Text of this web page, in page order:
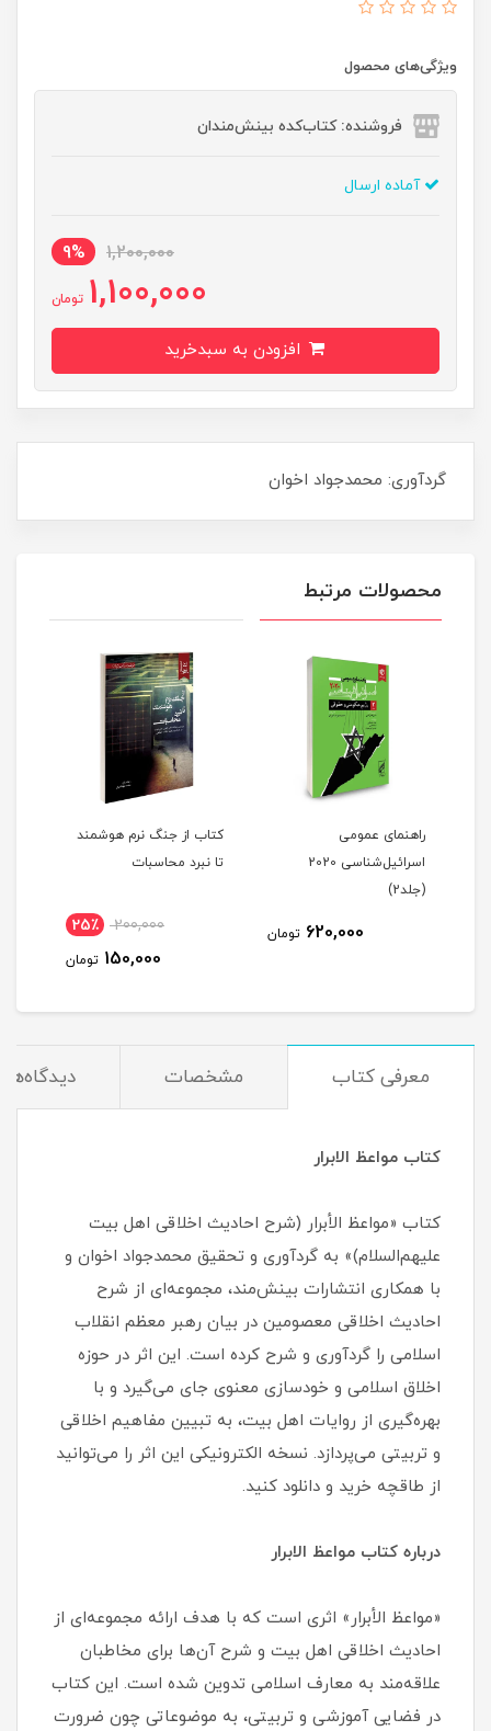
ویژگی‌های محصول
فروشنده: کتاب‌کده بینش‌مندان
آماده ارسال
1,200,000
9%
1,100,000 تومان
گردآوری: محمدجواد اخوان
محصولات مرتبط
راهنمای عمومی
اسرائیل‌شناسی 2020
(جلد2)
620,000 تومان
کتاب از جنگ نرم هوشمند
تا نبرد محاسبات
200,000 25٪
150,000 تومان
معرفی کتاب مشخصات دیدگاه‌ها
کتاب مواعظ الابرار
کتاب «مواعظ الأبرار (شرح احادیث اخلاقی اهل بیت
علیهم‌السلام)» به گردآوری و تحقیق محمدجواد اخوان و
با همکاری انتشارات بینش‌مند، مجموعه‌ای از شرح
احادیث اخلاقی معصومین در بیان رهبر معظم انقلاب
اسلامی را گردآوری و شرح کرده است. این اثر در حوزه
اخلاق اسلامی و خودسازی معنوی جای می‌گیرد و با
بهره‌گیری از روایات اهل بیت، به تبیین مفاهیم اخلاقی
و تربیتی می‌پردازد. نسخه الکترونیکی این اثر را می‌توانید
از طاقچه خرید و دانلود کنید.
درباره کتاب مواعظ الابرار
«مواعظ الأبرار» اثری است که با هدف ارائه مجموعه‌ای از
احادیث اخلاقی اهل بیت و شرح آن‌ها برای مخاطبان
علاقه‌مند به معارف اسلامی تدوین شده است. این کتاب
در فضایی آموزشی و تربیتی، به موضوعاتی چون ضرورت